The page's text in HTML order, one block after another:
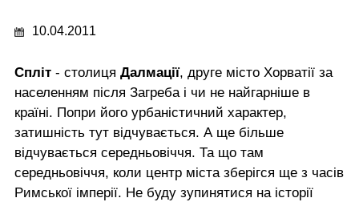
10.04.2011
Спліт - столиця Далмації, друге місто Хорватії за
населенням після Загреба і чи не найгарніше в
країні. Попри його урбаністичний характер,
затишність тут відчувається. А ще більше
відчувається середньовіччя. Та що там
середньовіччя, коли центр міста зберігся ще з часів
Римської імперії. Не буду зупинятися на історії